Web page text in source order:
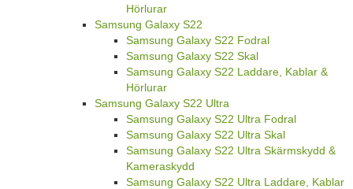
Hörlurar
Samsung Galaxy S22
Samsung Galaxy S22 Fodral
Samsung Galaxy S22 Skal
Samsung Galaxy S22 Laddare, Kablar &
Hörlurar
Samsung Galaxy S22 Ultra
Samsung Galaxy S22 Ultra Fodral
Samsung Galaxy S22 Ultra Skal
Samsung Galaxy S22 Ultra Skärmskydd &
Kameraskydd
Samsung Galaxy S22 Ultra Laddare, Kablar